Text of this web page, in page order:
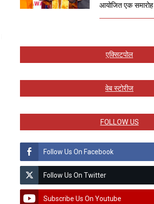
आयोजित एक समारोह
एक्सिटपोल
वेब स्टोरीज
FOLLOW US
Follow Us On Facebook
Follow Us On Twitter
Subscribe Us On Youtube